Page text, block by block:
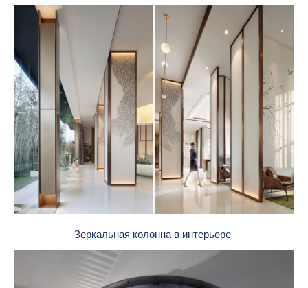
Зеркальная колонна в интерьере